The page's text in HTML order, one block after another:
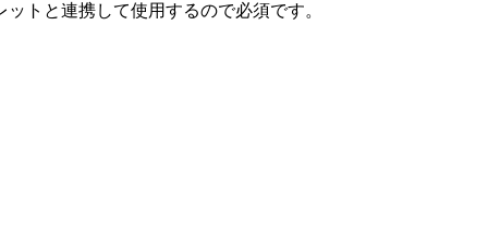
トと連携して使用するので必須です。